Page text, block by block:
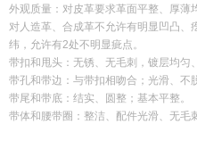
外观质量：对皮革要求革面平整、厚薄
对人造革、合成革不允许有明显凹凸、
纬，允许有2处不明显疵点。
带扣和甩头：无锈、无毛刺，镀层均匀
带孔和带边：与带扣相吻合；光滑、不
带尾和带底：结实、圆整；基本平整。
带体和腰带圈：整洁、配件光滑、无毛